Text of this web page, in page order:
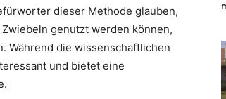
dieser Methode glauben,
genutzt werden können,
Während die wissenschaftlichen
und bietet eine